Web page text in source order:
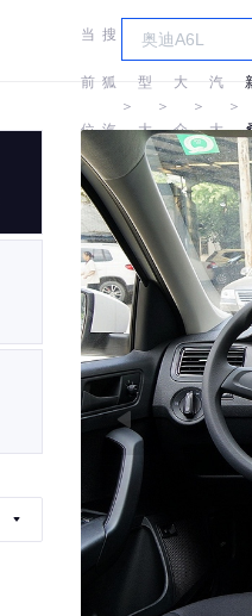
当
前
位
置:
搜
狐
汽
车
＞
车
型
大
全
＞
大
众
＞
汽
大
众
＞